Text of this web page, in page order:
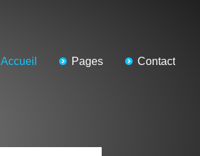
Accueil Pages Contact